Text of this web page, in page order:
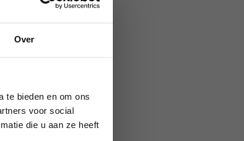
Over
te bieden en om ons
voor social
die u aan ze heeft
315
2026.